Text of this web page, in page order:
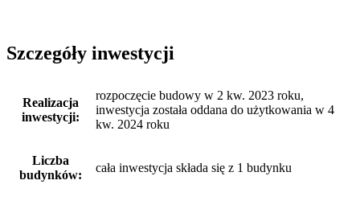
Szczegóły inwestycji
Realizacja
inwestycji:
rozpoczęcie budowy w 2 kw. 2023 roku,
inwestycja została oddana do użytkowania w 4
kw. 2024 roku
Liczba
budynków:
cała inwestycja składa się z 1 budynku